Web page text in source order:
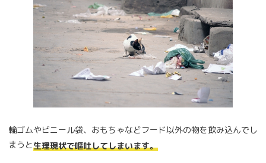
輪ゴムやビニール袋、おもちゃなどフード以外の物を飲み込んでし
まうと生理現状で嘔吐してしまいます。